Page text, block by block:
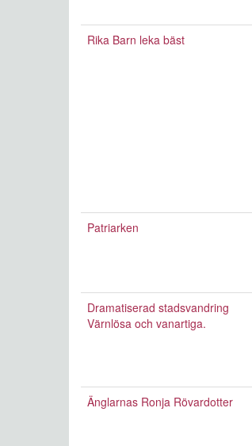
Rika Barn leka bäst
Patriarken
Dramatiserad stadsvandring
Värnlösa och vanartiga.
Änglarnas Ronja Rövardotter